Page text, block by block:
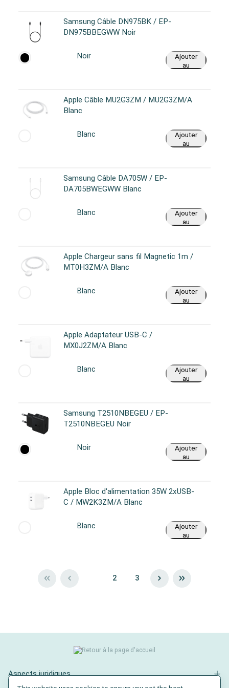
Samsung Câble DN975BK / EP-
DN975BBEGWW Noir
Noir
Ajouter
au
Apple Câble MU2G3ZM / MU2G3ZM/A
Blanc
Blanc
Ajouter
au
Samsung Câble DA705W / EP-
DA705BWEGWW Blanc
Blanc
Ajouter
au
Apple Chargeur sans fil Magnetic 1m /
MT0H3ZM/A Blanc
Blanc
Ajouter
au
Apple Adaptateur USB-C /
MX0J2ZM/A Blanc
Blanc
Ajouter
au
Samsung T2510NBEGEU / EP-
T2510NBEGEU Noir
Noir
Ajouter
au
Apple Bloc d'alimentation 35W 2xUSB-
C / MW2K3ZM/A Blanc
Blanc
Ajouter
au
2 3
Aspects juridiques